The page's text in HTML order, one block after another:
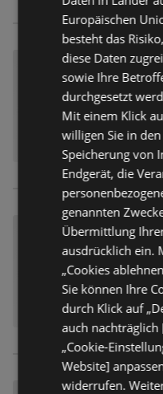
Europäischen
besteht das
diese Daten
sowie Ihre
durchgesetzt
Mit einem Klick
willigen Sie in
Speicherung von
Endgerät, die
genannten
Übermittlung
ausdrücklich ein.
„Cookies
Sie können Ihre
durch Klick auf
auch
„Cookie-
Website]
widerrufen.